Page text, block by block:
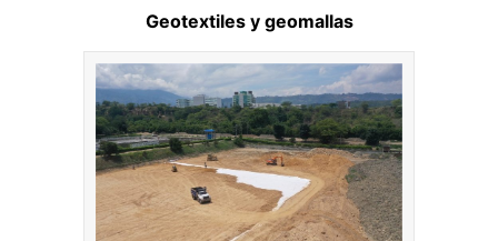
Geotextiles y geomallas